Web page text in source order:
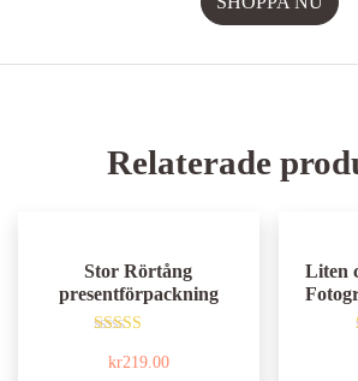
Relaterade
Stor Rörtång
presentförpackning
5.00
kr219.00
Liten